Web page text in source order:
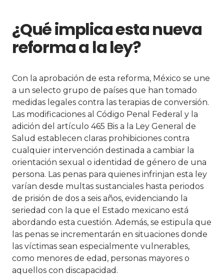
¿Qué implica esta nueva
reforma a la ley?
Con la aprobación de esta reforma, México se une
a un selecto grupo de países que han tomado
medidas legales contra las terapias de conversión.
Las modificaciones al Código Penal Federal y la
adición del artículo 465 Bis a la Ley General de
Salud establecen claras prohibiciones contra
cualquier intervención destinada a cambiar la
orientación sexual o identidad de género de una
persona. Las penas para quienes infrinjan esta ley
varían desde multas sustanciales hasta periodos
de prisión de dos a seis años, evidenciando la
seriedad con la que el Estado mexicano está
abordando esta cuestión. Además, se estipula que
las penas se incrementarán en situaciones donde
las víctimas sean especialmente vulnerables,
como menores de edad, personas mayores o
aquellos con discapacidad.